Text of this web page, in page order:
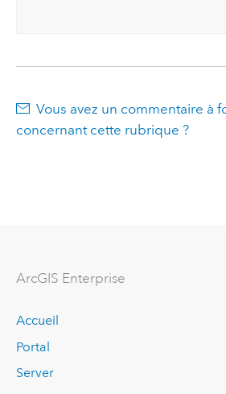
Vous avez un commentaire à
concernant cette rubrique ?
ArcGIS Enterprise
Accueil
Portal
Server